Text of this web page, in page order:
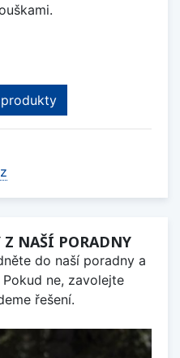
NAŠÍ PORADNY
do naší poradny a
ne, zavolejte
řešení.